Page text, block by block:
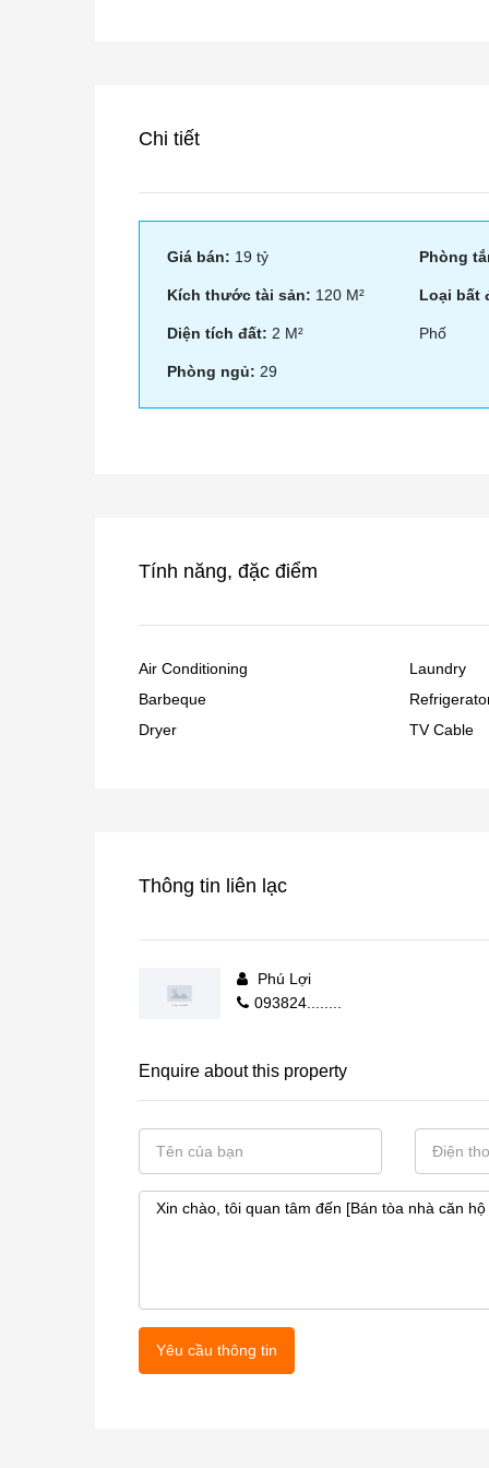
Chi tiết
Giá bán: 19 tỷ
Kích thước tài sản: 120 M²
Diện tích đất: 2 M²
Phòng ngủ: 29
Phòng
Loại bất
Phố
Tính năng, đặc điểm
Air Conditioning
Barbeque
Dryer
Laundry
TV Cable
Thông tin liên lạc
Phú Lợi
093824........
Enquire about this property
Yêu cầu thông tin